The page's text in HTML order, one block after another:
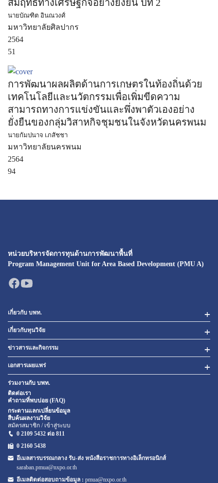
สัมฤทธิ์ทางเศรษฐกิจอย่างยั่งยืน ปีที่ 2
นายบัณฑิต อินณวงศ์
มหาวิทยาลัยศิลปากร
2564
51
การพัฒนาผลผลิตด้านการเกษตรในท้องถิ่นด้วย
เทคโนโลยีและนวัตกรรมเพื่อเพิ่มขีดความ
สามารถทางการแข่งขันและพึ่งพาตัวเองอย่าง
ยั่งยืนของกลุ่มวิสาหกิจชุมชนในจังหวัดนครพนม
นายกัมปนาจ เภสัชชา
มหาวิทยาลัยนครพนม
2564
94
หน่วยบริหารจัดการทุนด้านการพัฒนาพื้นที่
Program Management Unit for Area Based Development (PMU A)
เกี่ยวกับ บพท.
เกี่ยวกับทุนวิจัย
ข่าวสารและกิจกรรม
เอกสารเผยแพร่
ร่วมงานกับ บพท.
ติดต่อเรา
คำถามที่พบบ่อย (FAQ)
กระดานแลกเปลี่ยนข้อมูล
สืบค้นผลงานวิจัย
สมัครสมาชิก / เข้าสู่ระบบ
0 2109 5432 ต่อ 811
0 2160 5438
อีเมลสารบรรณกลาง รับ-ส่ง หนังสือราชการทางอิเล็กทรอนิกส์
saraban.pmua@nxpo.or.th
อีเมลติดต่อสอบถามข้อมูล : pmua@nxpo.or.th